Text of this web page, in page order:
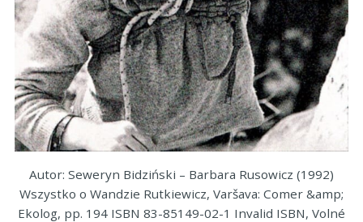
Autor: Seweryn Bidziński – Barbara Rusowicz (1992)
Wszystko o Wandzie Rutkiewicz, Varšava: Comer &amp;
Ekolog, pp. 194 ISBN 83-85149-02-1 Invalid ISBN, Volné